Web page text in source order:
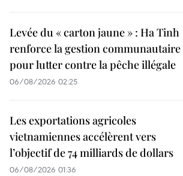
Levée du « carton jaune » : Ha Tinh
renforce la gestion communautaire
pour lutter contre la pêche illégale
06/08/2026 02:25
Les exportations agricoles
vietnamiennes accélèrent vers
l’objectif de 74 milliards de dollars
06/08/2026 01:36